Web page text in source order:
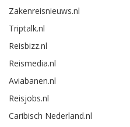
Zakenreisnieuws.nl
Triptalk.nl
Reisbizz.nl
Reismedia.nl
Aviabanen.nl
Reisjobs.nl
Caribisch Nederland.nl